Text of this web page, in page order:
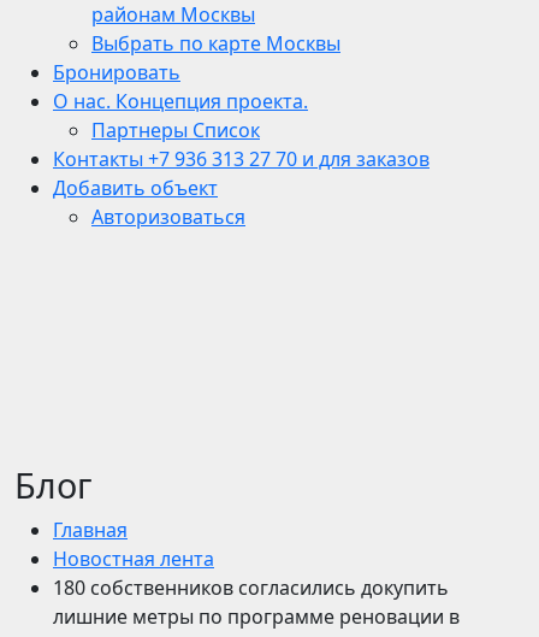
районам Москвы
Выбрать по карте Москвы
Бронировать
О нас. Концепция проекта.
Партнеры Список
Контакты +7 936 313 27 70 и для заказов
Добавить объект
Авторизоваться
Блог
Главная
Новостная лента
180 собственников согласились докупить
лишние метры по программе реновации в